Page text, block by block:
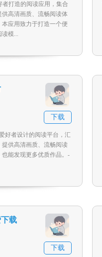
打造的阅读应用，集合
高清画质、流畅阅读体
应用致力于打造一个便
模...
下载
好者设计的阅读平台，汇
供高清画质、流畅阅读
能发现更多优质作品。-
载
下载